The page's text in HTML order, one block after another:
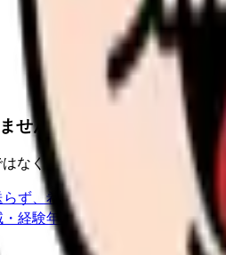
せんか。
なく「今の条件・他の選択肢・
ず、希望条件と転職時期を自社
・経験年数・施設形態から、今の